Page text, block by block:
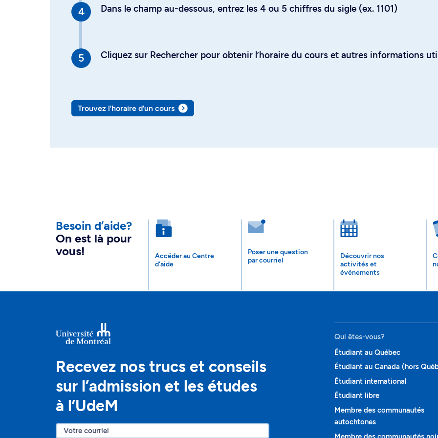
Dans le champ au-dessous, entrez les 4 ou 5 chiffres du sigle (ex. 1101)
Cliquez sur Rechercher pour obtenir l’horaire du cours et autres informations
Trouvez l’horaire d’un cours
Besoin d’aide?
On est là pour
vous!
Accéder au Centre
d'aide
Poser une question
par courriel
Découvrir nos
activités et
événements
Recevez nos trucs et conseils
sur l’admission et les études
à l’UdeM
Qui êtes-vous?
Étudiant au Québec
Étudiant au Canada (hors
Étudiant international
Étudiant libre
Membre des communautés
autochtones